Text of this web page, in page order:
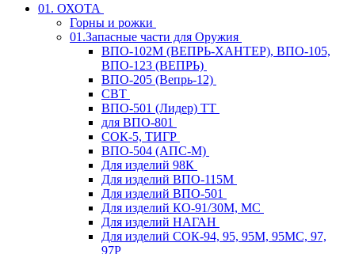
01. ОХОТА
Горны и рожки
01.Запасные части для Оружия
ВПО-102М (ВЕПРЬ-ХАНТЕР), ВПО-105,
ВПО-123 (ВЕПРЬ)
ВПО-205 (Вепрь-12)
СВТ
ВПО-501 (Лидер) ТТ
для ВПО-801
СОК-5, ТИГР
ВПО-504 (АПС-М)
Для изделий 98К
Для изделий ВПО-115М
Для изделий ВПО-501
Для изделий КО-91/30М, МС
Для изделий НАГАН
Для изделий СОК-94, 95, 95М, 95МС, 97,
97Р